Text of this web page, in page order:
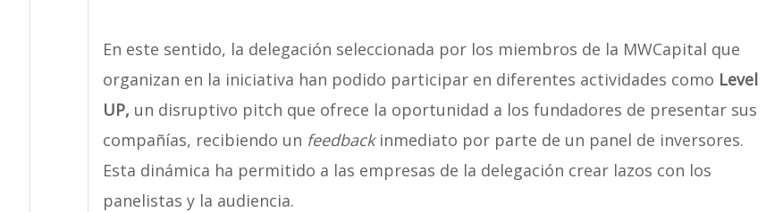
En este sentido, la delegación seleccionada por los miembros de la MWCapital que
organizan en la iniciativa han podido participar en diferentes actividades como Level
UP, un disruptivo pitch que ofrece la oportunidad a los fundadores de presentar sus
compañías, recibiendo un feedbackinmediato por parte de un panel de inversores.
Esta dinámica ha permitido a las empresas de la delegación crear lazos con los
panelistas y la audiencia.